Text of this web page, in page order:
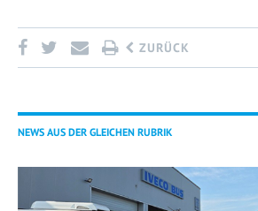
ZURÜCK
NEWS AUS DER GLEICHEN RUBRIK